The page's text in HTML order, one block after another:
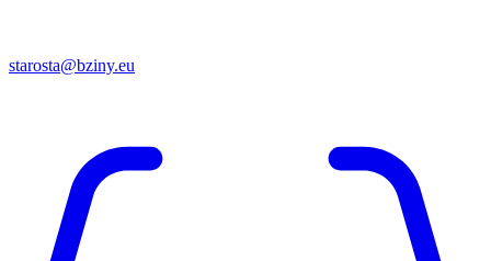
starosta@bziny.eu